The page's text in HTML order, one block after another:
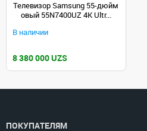
Телевизор Samsung 55-дюйм
овый 55N7400UZ 4K Ultr...
В наличии
8 380 000 UZS
ПОКУПАТЕЛЯМ